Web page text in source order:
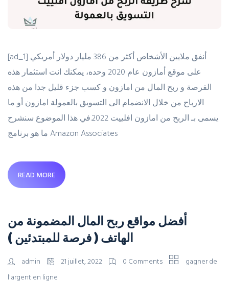
[ad_1] أنفق ملايين الأشخاص أكثر من 386 مليار دولار أمريكي
على موقع أمازون عام 2020 وحده، يمكنك انت استثمار هذه
الفرصة و ربح المال من امازون و كسب جزء قليل جدا من هذه
الارباح من خلال الانضمام الى التسويق بالعمولة امازون أو ما
يسمى بـ الربح من امازون افلييت 2022.في هذا الموضوع سنشرح
ما هو برنامج Amazon Associates
READ MORE
أفضل مواقع ربح المال المضمونة من
الهاتف ( فرصة للمبتدئين )
admin 21 juillet, 2022 0 Comments
gagner de
l'argent en ligne